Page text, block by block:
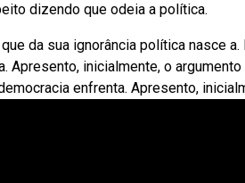
dizendo que odeia a política.
da sua ignorância política nasce
Apresento, inicialmente, o
enfrenta. Apresento,